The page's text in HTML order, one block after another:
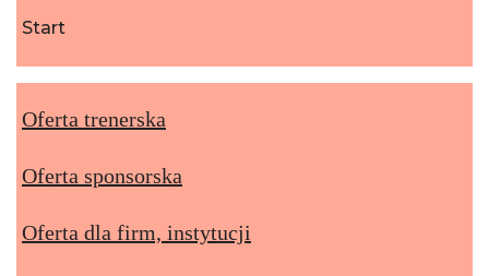
Start
Oferta trenerska
Oferta sponsorska
Oferta dla firm, instytucji